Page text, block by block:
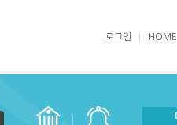
로그인 HOME